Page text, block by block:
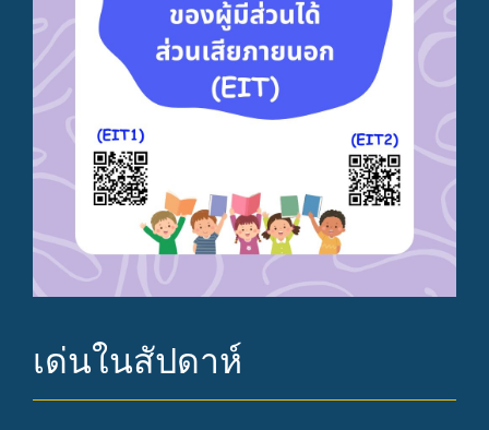
เด่นในสัปดาห์